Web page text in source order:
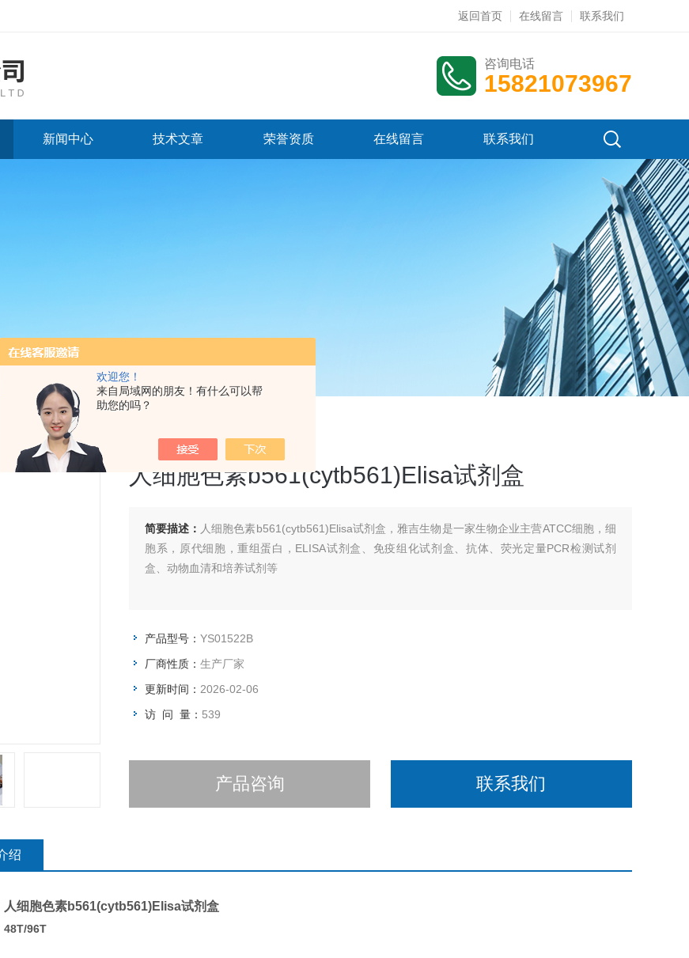
欢迎您！
来自局域网的朋友！有什么可以帮
助您的吗？
返回首页 在线留言 联系我们
咨询电话
15821073967
新闻中心 技术文章 荣誉资质 在线留言 联系我们
> YS01522B人细胞色素b561(cytb561)Elisa试剂盒
人细胞色素b561(cytb561)Elisa试剂盒
简要描述： 人细胞色素b561(cytb561)Elisa试剂盒，雅吉生物是一家生物企业主营ATCC细胞，细
胞系，原代细胞，重组蛋白，ELISA试剂盒、免疫组化试剂盒、抗体、荧光定量PCR检测试剂
盒、动物血清和培养试剂等
产品型号： YS01522B
厂商性质： 生产厂家
更新时间： 2026-02-06
访 问 量： 539
产品咨询 联系我们
绍
人细胞色素b561(cytb561)Elisa试剂盒
48T/96T